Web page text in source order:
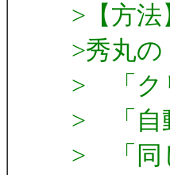
>【方法
>秀丸
> 「ク
> 「自
> 「同